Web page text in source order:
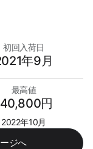
初回入荷日
年9月
最高値
円
2022年10月
ジへ